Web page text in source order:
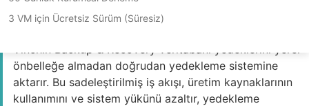
3 VM için Ücretsiz Sürüm (Süresiz)
Vinchin Backup & Recovery veritabanı yedeklerini yerel
önbelleğe almadan doğrudan yedekleme sistemine
aktarır. Bu sadeleştirilmiş iş akışı, üretim kaynaklarının
kullanımını ve sistem yükünü azaltır, yedekleme